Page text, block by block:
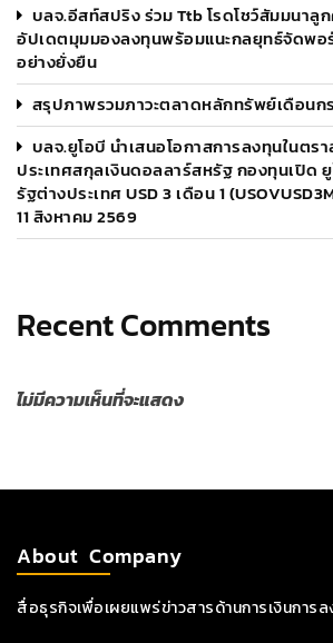
บลจ.อีสท์สปริง ร่วม Ttb โรดโชว์สัมมนาลู
อัปเดตมุมมองลงทุนพร้อมแนะกลยุทธ์จัดพอ
อย่างยั่งยืน
สรุปภาพรวมภาวะตลาดหลักทรัพย์เดือนก
บลจ.ยูโอบี นำเสนอโอกาสการลงทุนในตร
ประเทศสกุลเงินดอลลาร์สหรัฐ กองทุนเปิด
รัฐต่างประเทศ USD 3 เดือน 1
11 สิงหาคม 2569
Recent Comments
ไม่มีความเห็นที่จะแสดง
About Company
สื่อธุรกิจเพื่อเผยแพร่ข่าวสารด้านการเงินการ